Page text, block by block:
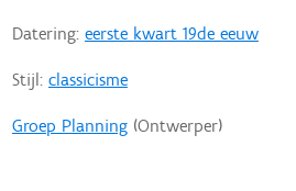
Datering: eerste kwart 19de eeuw
Stijl: classicisme
Groep Planning(Ontwerper)